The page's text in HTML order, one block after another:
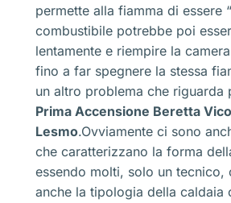
permette alla fiamma di essere
combustibile potrebbe poi
lentamente e riempire la
fino a far spegnere la stessa
un altro problema che riguarda
Prima Accensione Beretta
Lesmo.Ovviamente ci sono
che caratterizzano la forma
essendo molti, solo un tecnico,
anche la tipologia della caldaia